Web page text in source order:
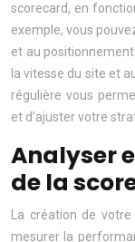
scorecard, en
exemple, vous
et au
la vitesse du site et
régulière vous
et d’ajuster votre
Analyser
de la
La création de
mesurer la